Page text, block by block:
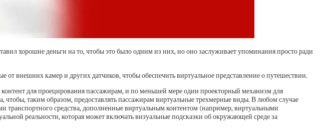
хорошие деньги на то, чтобы это было одним из них, но оно заслуживает упоминания просто ради
внешних камер и других датчиков, чтобы обеспечить виртуальное представление о путешествии.
для проецирования пассажирам, и по меньшей мере один проекторный механизм для
таким образом, предоставлять пассажирам виртуальные трехмерные виды. В любом случае
транспортного средства, дополненные виртуальным контентом (например, виртуальными
реальности, которая может включать визуальные подсказки об окружающей среде за